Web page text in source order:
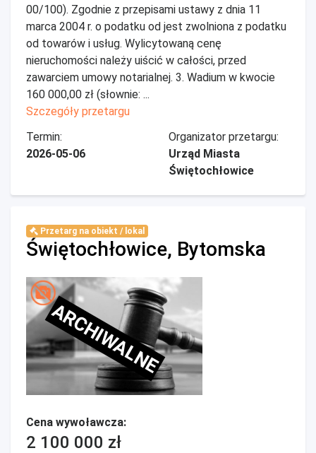
00/100). Zgodnie z przepisami ustawy z dnia 11
marca 2004 r. o podatku od jest zwolniona z podatku
od towarów i usług. Wylicytowaną cenę
nieruchomości należy uiścić w całości, przed
zawarciem umowy notarialnej. 3. Wadium w kwocie
160 000,00 zł (słownie: ...
Szczegóły przetargu
Termin:
2026-05-06
Organizator przetargu:
Urząd Miasta
Świętochłowice
Przetarg na obiekt / lokal
Świętochłowice, Bytomska
ARCHIWALNE
Cena wywoławcza:
2 100 000 zł